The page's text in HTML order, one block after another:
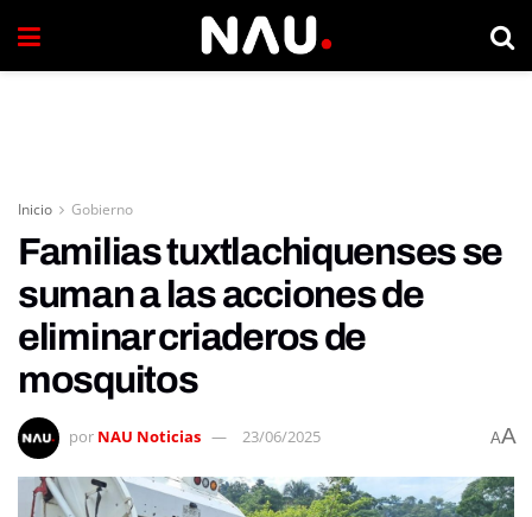
Inicio Gobierno
Familias tuxtlachiquenses se
suman a las acciones de
eliminar criaderos de
mosquitos
por NAU Noticias 23/06/2025 AA